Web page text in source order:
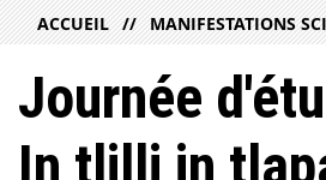
ACCUEIL MANIFESTATIONS
Journée
In tlilli in